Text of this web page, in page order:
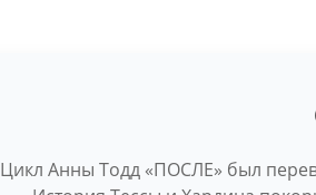
Цикл Анны Тодд «ПОСЛЕ» был